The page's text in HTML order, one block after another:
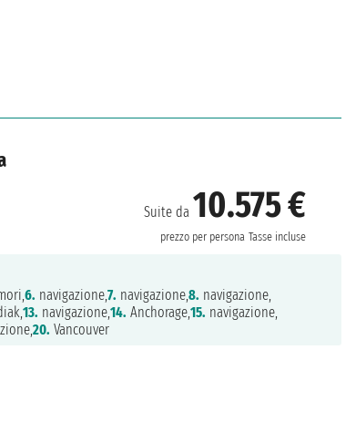
Suite da 10.575 €
prezzo per persona Tasse incluse
6. navigazione,7. navigazione,8. navigazione,
13. navigazione,14. Anchorage,15. navigazione,
20. Vancouver